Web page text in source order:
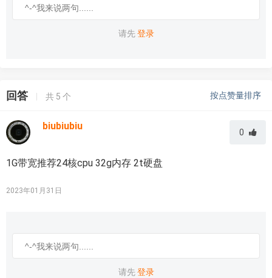
请先登录
回答 | 共 5 个 按点赞量排序
biubiubiu
0
1G带宽推荐24核cpu 32g内存 2t硬盘
2023年01月31日
请先登录